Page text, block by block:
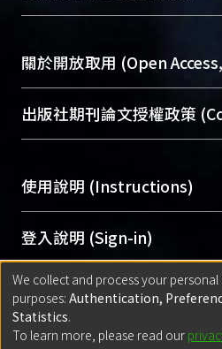
台，成為臺大學術典藏NTU
成果。
To permanently archive
profiles and scholarly
services of “NTU
醫學圖書館學科館員
Sciences Library)
關於開放取用 (Open
開放取用是從使用者角度提
動，應用在學術研究上是透
用逐年攀升。同時可加速研
Archive）平台。 （點選深入
出版社期刊論文授權政策
含部分內容的版權非匯入
助與合作完成，請確認該
意提供此授權。
Please represent that the
original work, and that
grant the rights to upload.
若欲上傳已出版的全文電
使用說明 (Instructions)
網站簡介(Quickstart Guide)
使用手冊(Instruction
線上預約服務(Booking
登入說明 (Sign-in)
方案一：臺灣大學計算機
(With C&INC Email
方案二：ORCID帳號登入
匯入著作 (Submission)
方案一：定期更新ORCID
We collect and process your
purposes: Authentication,
Statistics.
To learn more, please read our